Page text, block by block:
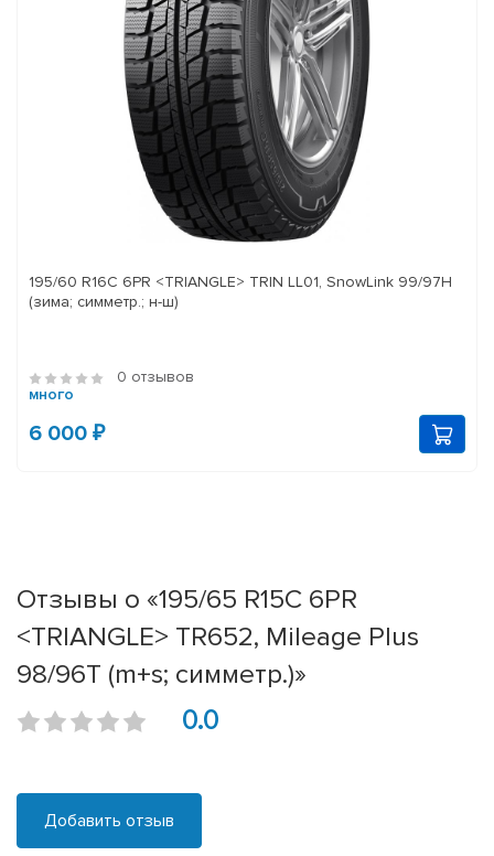
195/60 R16C 6PR <TRIANGLE> TRIN LL01, SnowLink 99/97H
(зима; симметр.; н-ш)
0 отзывов
много
6 000 ₽
Отзывы о «195/65 R15C 6PR
<TRIANGLE> TR652, Mileage Plus
98/96T (m+s; симметр.)»
0.0
Добавить отзыв